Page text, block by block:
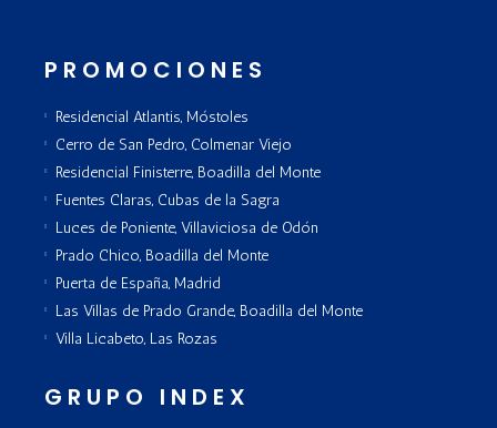
PROMOCIONES
Residencial Atlantis, Móstoles
Cerro de San Pedro, Colmenar Viejo
Residencial Finisterre, Boadilla del Monte
Fuentes Claras, Cubas de la Sagra
Luces de Poniente, Villaviciosa de Odón
Prado Chico, Boadilla del Monte
Puerta de España, Madrid
Las Villas de Prado Grande, Boadilla del Monte
Villa Licabeto, Las Rozas
GRUPO INDEX